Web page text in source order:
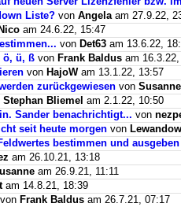
Liste? von Angela am 27.9.22,
Nico am 24.6.22, 15:47
von Det63 am 13.6.22,
ö, ü, ß von Frank Baldus am
von HajoWam 13.1.22, 13:57
zurückgewiesen von Susanne
Stephan Bliemel am 2.1.22, 10:50
Sander benachrichtigt... von
seit heute morgen von
bestimmen und ausgeben
am 26.10.21, 13:18
am 26.9.21, 11:11
am 14.8.21, 18:39
Frank Baldus am 26.7.21, 07:17